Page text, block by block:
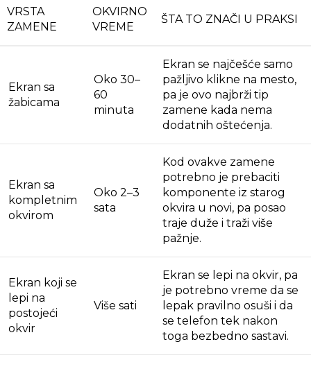
VRSTA
ZAMENE
OKVIRNO
VREME
ŠTA TO ZNAČI U PRAKSI
Ekran sa
žabicama
Oko 30–
60
minuta
Ekran se najčešće samo
pažljivo klikne na mesto,
pa je ovo najbrži tip
zamene kada nema
dodatnih oštećenja.
Ekran sa
kompletnim
okvirom
Oko 2–3
sata
Kod ovakve zamene
potrebno je prebaciti
komponente iz starog
okvira u novi, pa posao
traje duže i traži više
pažnje.
Ekran koji se
lepi na
postojeći
okvir
Više sati
Ekran se lepi na okvir, pa
je potrebno vreme da se
lepak pravilno osuši i da
se telefon tek nakon
toga bezbedno sastavi.